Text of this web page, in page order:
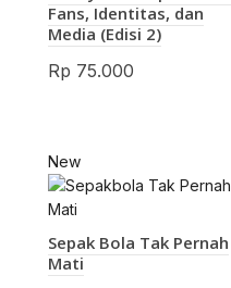
Fans, Identitas, dan
Media (Edisi 2)
Rp 75.000
New
Sepak Bola Tak Pernah
Mati